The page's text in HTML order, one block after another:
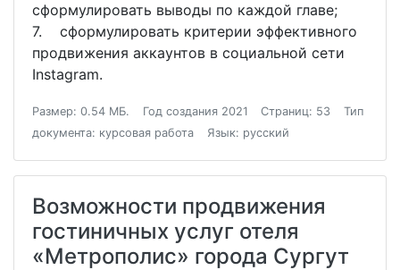
сформулировать выводы по каждой главе;
7. сформулировать критерии эффективного
продвижения аккаунтов в социальной сети
Instagram.
Размер: 0.54 МБ. Год создания 2021 Страниц: 53
Тип
документа: курсовая работа
Язык: русский
Возможности продвижения
гостиничных услуг отеля
«Метрополис» города Сургут